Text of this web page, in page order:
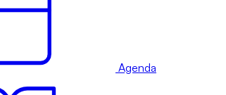
Agenda